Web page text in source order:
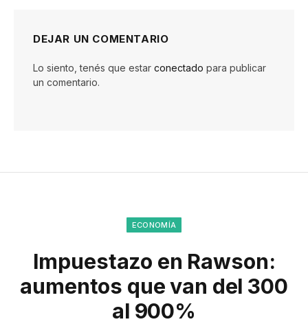
DEJAR UN COMENTARIO
Lo siento, tenés que estar conectado para publicar
un comentario.
ECONOMÍA
Impuestazo en Rawson:
aumentos que van del 300
al 900%